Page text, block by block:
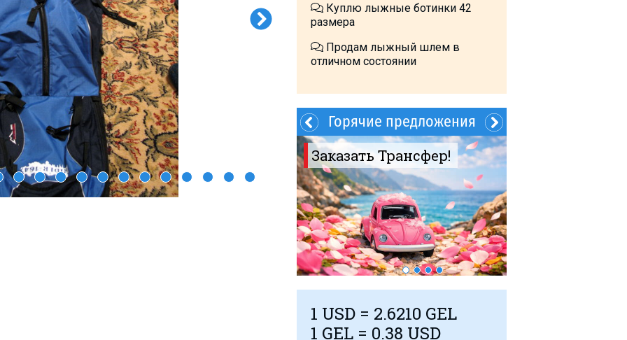
Куплю лыжные ботинки 42
размера
Продам лыжный шлем в
отличном состоянии
60$ 4 гостя Нов. Гудаури Заказать Трансфер!
Горячие предложения
1 USD = 2.6210 GEL
1 GEL = 0.38 USD